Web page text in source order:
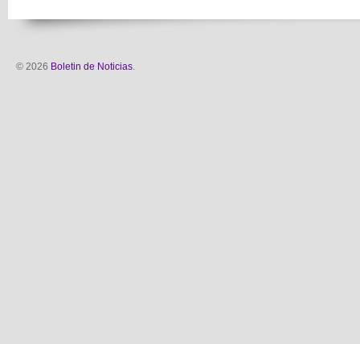
© 2026 Boletin de Noticias.